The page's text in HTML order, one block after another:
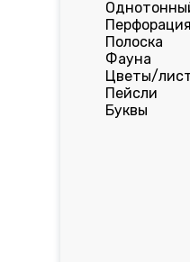
Перфорация
Полоска
Фауна
Цветы/
Пейсли
Буквы